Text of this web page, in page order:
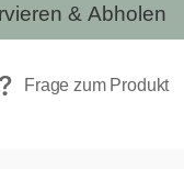
& Abholen